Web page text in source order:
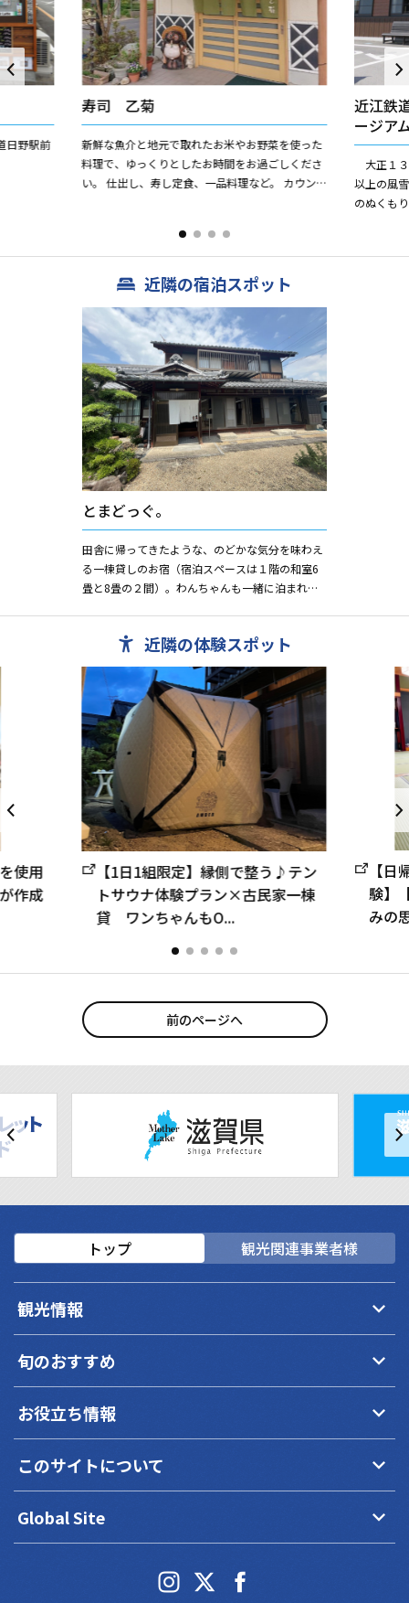
日野駅前
寿司 乙菊
新鮮な魚介と地元で取れたお米やお野菜を使った
料理で、ゆっくりとしたお時間をお過ごしくださ
い。 仕出し、寿し定食、一品料理など。 カウン
近江鉄
ージア
大正１
以上の風
のぬくも
近隣の宿泊スポット
とまどっぐ。
田舎に帰ってきたような、のどかな気分を味わえ
る一棟貸しのお宿（宿泊スペースは１階の和室6
畳と8畳の２間）。わんちゃんも一緒に泊まれま
近隣の体験スポット
使用
作成
【1日1組限定】縁側で整う♪テン
トサウナ体験プラン×古民家一棟
貸 ワンちゃんもO...
【
験】
みの
前のページへ
トップ 観光関連事業者様
観光情報 keyboard_arrow_down
旬のおすすめ keyboard_arrow_down
お役立ち情報 keyboard_arrow_down
このサイトについて keyboard_arrow_down
Global Site keyboard_arrow_down